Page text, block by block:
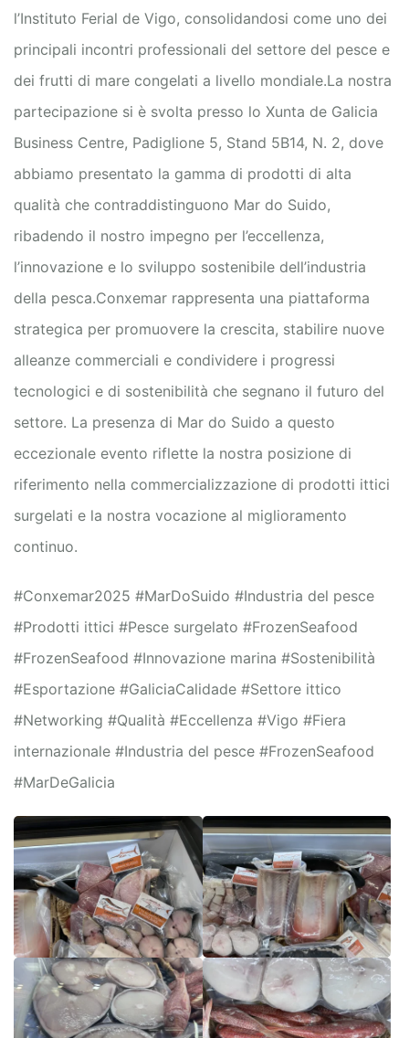
l’Instituto Ferial de Vigo, consolidandosi come uno dei
principali incontri professionali del settore del pesce e
dei frutti di mare congelati a livello mondiale.La nostra
partecipazione si è svolta presso lo Xunta de Galicia
Business Centre, Padiglione 5, Stand 5B14, N. 2, dove
abbiamo presentato la gamma di prodotti di alta
qualità che contraddistinguono Mar do Suido,
ribadendo il nostro impegno per l’eccellenza,
l’innovazione e lo sviluppo sostenibile dell’industria
della pesca.Conxemar rappresenta una piattaforma
strategica per promuovere la crescita, stabilire nuove
alleanze commerciali e condividere i progressi
tecnologici e di sostenibilità che segnano il futuro del
settore. La presenza di Mar do Suido a questo
eccezionale evento riflette la nostra posizione di
riferimento nella commercializzazione di prodotti ittici
surgelati e la nostra vocazione al miglioramento
continuo.
#Conxemar2025 #MarDoSuido #Industria del pesce
#Prodotti ittici #Pesce surgelato #FrozenSeafood
#FrozenSeafood #Innovazione marina #Sostenibilità
#Esportazione #GaliciaCalidade #Settore ittico
#Networking #Qualità #Eccellenza #Vigo #Fiera
internazionale #Industria del pesce #FrozenSeafood
#MarDeGalicia